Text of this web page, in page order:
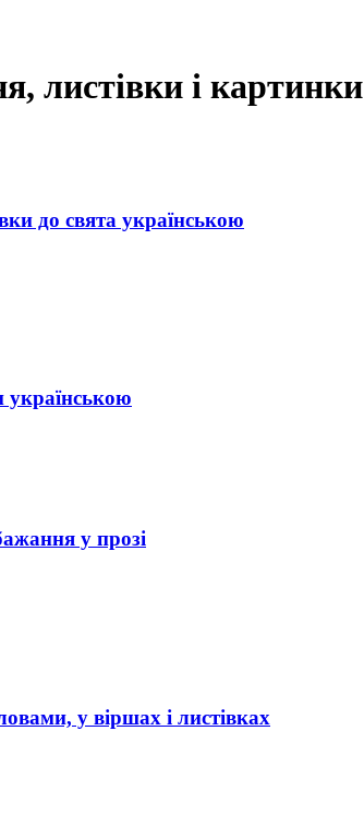
листівки і картинки
до свята українською
українською
у прозі
у віршах і листівках